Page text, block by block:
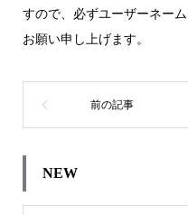
すので、必ずユーザーネー
お願い申し上げます。
NEW